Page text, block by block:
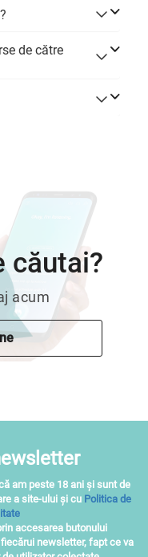
de către
căutai?
acum
am peste 18 ani și sunt de
a site-ului și cu Politica de
accesarea butonului
newsletter, fapt ce va